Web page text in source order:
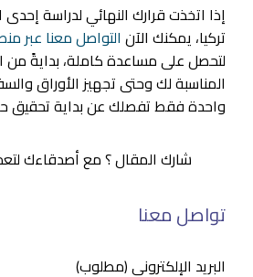
إذا اتخذت قرارك النهائي لدراسة
تركيا، يمكنك الآن التواصل معنا عبر
لتحصل على مساعدة كاملة، بدايةً من
المناسبة لك وحتى تجهيز الأوراق
واحدة فقط تفصلك عن بداية تحقيق
شارك المقال ؟ مع أصدقاءك
تواصل معنا
البريد الإلكتروني (مطلوب)